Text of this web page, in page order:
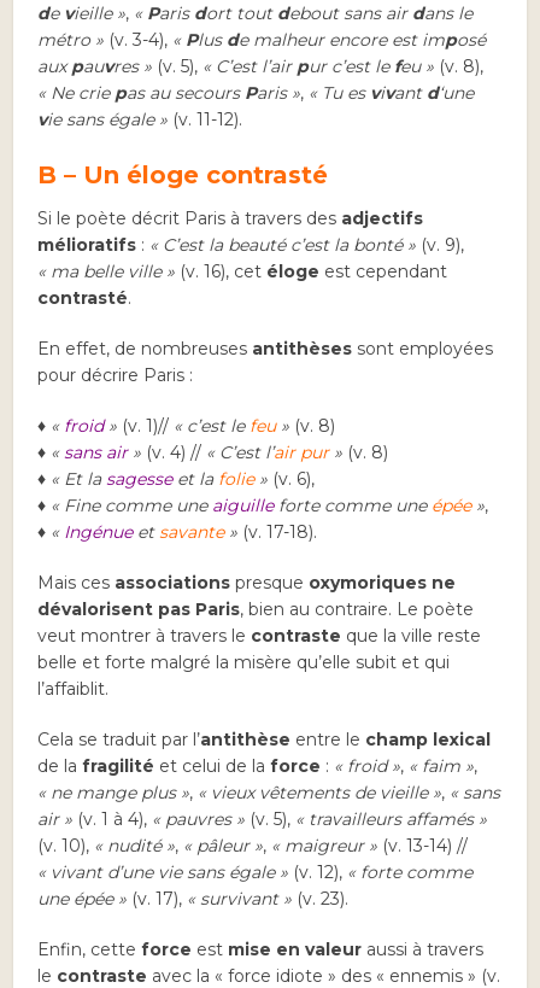
de vieille », « Paris dort tout debout sans air dans le
métro » (v. 3-4), « Plus de malheur encore est imposé
auxpauvres » (v. 5), « C’est l’airpur c’est le feu » (v. 8),
« Ne crie pas au secours Paris », « Tu es vivant d‘une
vie sans égale » (v. 11-12).
B – Un éloge contrasté
Si le poète décrit Paris à travers des adjectifs
mélioratifs : « C’est la beauté c’est la bonté » (v. 9),
« ma belle ville » (v. 16), cet éloge est cependant
contrasté.
En effet, de nombreuses antithèses sont employées
pour décrire Paris :
♦ « froid» (v. 1)// « c’est le feu » (v. 8)
♦ «sans air» (v. 4) // « C’est l’air pur » (v. 8)
♦ « Et lasagesseet la folie » (v. 6),
♦ « Fine comme une aiguilleforte comme une épée»,
♦ « Ingénueetsavante» (v. 17-18).
Mais ces associationspresque oxymoriques ne
dévalorisent pas Paris, bien au contraire. Le poète
veut montrer à travers le contraste que la ville reste
belle et forte malgré la misère qu’elle subit et qui
l’affaiblit.
Cela se traduit par l’antithèse entre le champ lexical
de la fragilité et celui de la force : « froid », « faim »,
« ne mange plus », « vieux vêtements de vieille », « sans
air » (v. 1 à 4), « pauvres » (v. 5), « travailleurs affamés »
(v. 10), « nudité », « pâleur », « maigreur » (v. 13-14) //
« vivant d’une vie sans égale » (v. 12), « forte comme
une épée » (v. 17), « survivant » (v. 23).
Enfin, cetteforce est mise en valeur aussi à travers
le contraste avec la « force idiote » des « ennemis » (v.